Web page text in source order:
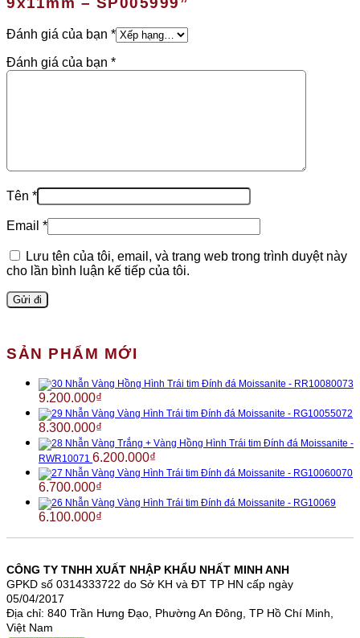
Đánh giá của bạn *
Đánh giá của bạn *
Tên *
Email *
Lưu tên của tôi, email, và trang web trong trình duyệt này
cho lần bình luận kế tiếp của tôi.
SẢN PHẨM MỚI
Nhẫn Vàng Hồng Hình Trái tim Đính đá Moissanite - RR10080073
9.200.000₫
Nhẫn Vàng Vàng Hình Trái tim Đính đá Moissanite - RG10055072
8.300.000₫
Nhẫn Vàng Trắng + Vàng Hồng Hình Trái tim Đính đá Moissanite -
RWR10071 6.200.000₫
Nhẫn Vàng Vàng Hình Trái tim Đính đá Moissanite - RG10060070
6.700.000₫
Nhẫn Vàng Vàng Hình Trái tim Đính đá Moissanite - RG10069
6.100.000₫
CÔNG TY TNHH XUẤT NHẬP KHẨU NHẤT MINH ANH
GPKD số 0314333722 do Sở KH và ĐT TP HN cấp ngày
05/04/2017
Địa chỉ: 840 Trần Hưng Đạo, Phường An Đông, TP Hồ Chí Minh,
Việt Nam